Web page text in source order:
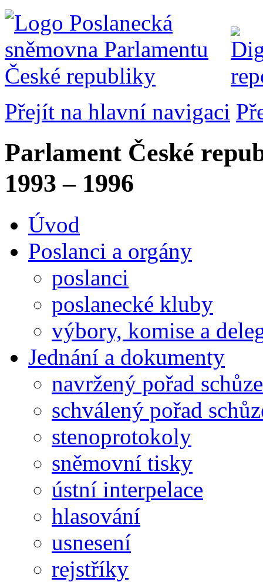
Přejít na hlavní navigaci
Parlament České
1993 – 1996
Úvod
Poslanci a orgány
poslanci
poslanecké kluby
výbory, komise a
Jednání a dokumenty
navržený pořad schůze
schválený pořad
stenoprotokoly
sněmovní tisky
ústní interpelace
hlasování
usnesení
rejstříky